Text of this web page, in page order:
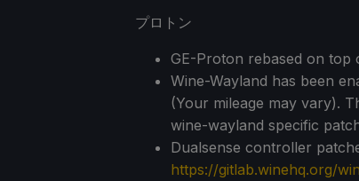
プロトン
GE-Proton rebased on top
Wine-Wayland has been
(Your mileage may vary).
wine-wayland specific
Dualsense controller
https://gitlab.winehq.org/